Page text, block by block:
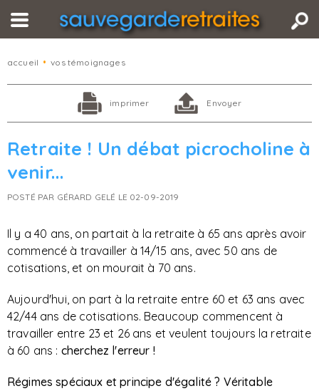
accueil • vos témoignages
imprimer Envoyer
Retraite ! Un débat picrocholine à
venir...
POSTÉ PAR GÉRARD GELÉ LE 02-09-2019
Il y a 40 ans, on partait à la retraite à 65 ans après avoir
commencé à travailler à 14/15 ans, avec 50 ans de
cotisations, et on mourait à 70 ans.
Aujourd'hui, on part à la retraite entre 60 et 63 ans avec
42/44 ans de cotisations. Beaucoup commencent à
travailler entre 23 et 26 ans et veulent toujours la retraite
à 60 ans : cherchez l'erreur !
Régimes spéciaux et principe d'égalité ? Véritable